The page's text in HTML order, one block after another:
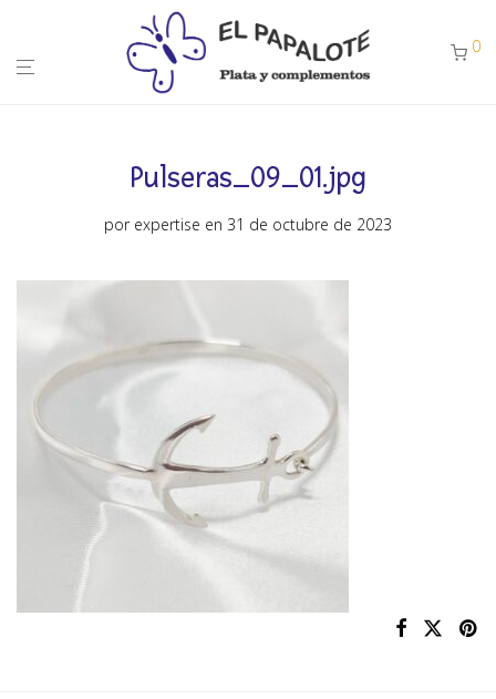
0
Pulseras_09_01.jpg
por expertise en 31 de octubre de 2023